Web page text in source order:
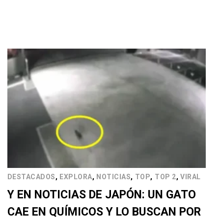
DESTACADOS, EXPLORA, NOTICIAS, TOP, TOP 2,VIRAL
Y EN NOTICIAS DE JAPÓN: UN GATO
CAE EN QUÍMICOS Y LO BUSCAN POR